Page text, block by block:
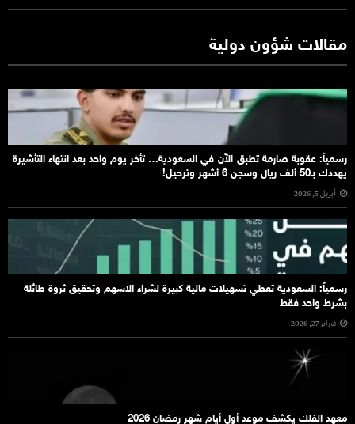
مقالات شؤون دولية
رسمياً: عقوبة صارمة تطبق الآن في السعودية… تأخر يوم واحد بعد انتهاء التأشيرة
يهددك بـ50 ألف ريال وسجن 6 أشهر وترحيل!
أبريل 5, 2026
رسمياً: السعودية تعطي تسهيلات مالية كبيرة لشراء الاسهم وتحقيق ثروة طائلة
بشرط واحد فقط
فبراير 27, 2026
معهد الفلك يكشف موعد أول أيام شهر رمضان 2026